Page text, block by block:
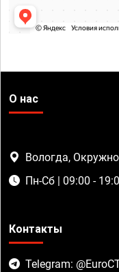
О нас
Вологда,
Пн-Сб | 09:00 -
Контакты
Telegram: